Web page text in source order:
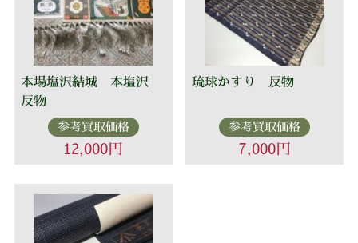
本場塩沢結城 本塩沢
反物
参考買取価格
12,000円
琉球かすり 反物
参考買取価格
7,000円